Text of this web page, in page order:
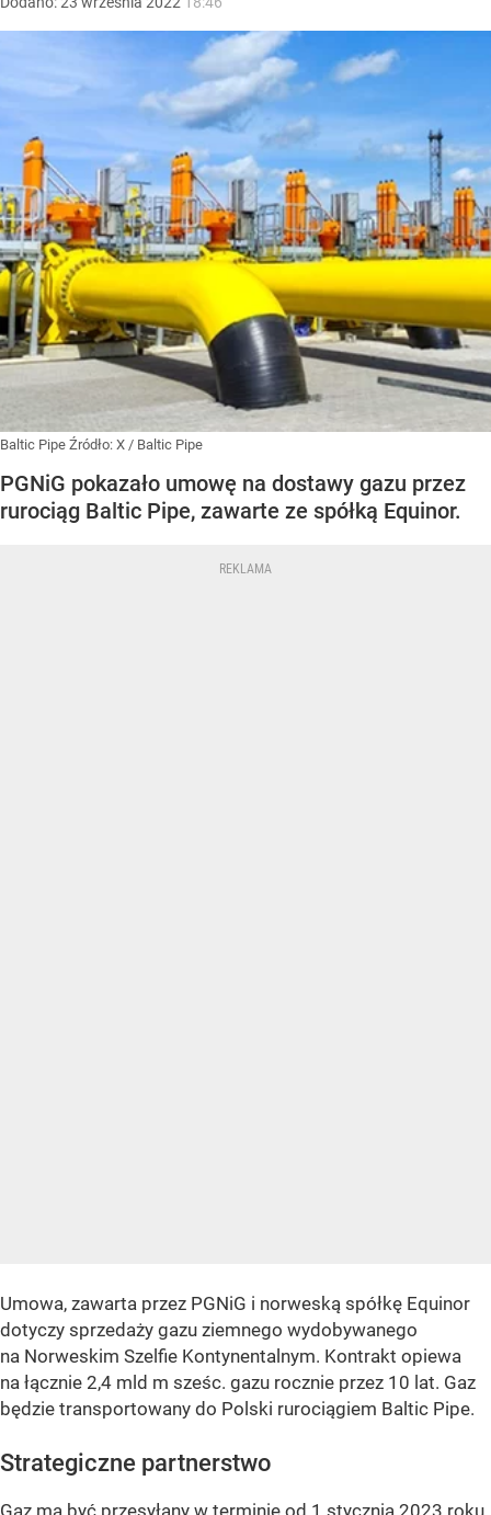
Baltic Pipe Źródło: X / Baltic Pipe
PGNiG pokazało umowę na dostawy gazu przez
rurociąg Baltic Pipe, zawarte ze spółką Equinor.
Umowa, zawarta przez PGNiG i norweską spółkę Equinor
dotyczy sprzedaży gazu ziemnego wydobywanego
na Norweskim Szelfie Kontynentalnym. Kontrakt opiewa
na łącznie 2,4 mld m sześc. gazu rocznie przez 10 lat. Gaz
będzie transportowany do Polski rurociągiem Baltic Pipe.
Strategiczne partnerstwo